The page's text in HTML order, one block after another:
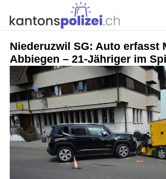
Niederuzwil SG: Auto erfasst
Abbiegen – 21-Jähriger im